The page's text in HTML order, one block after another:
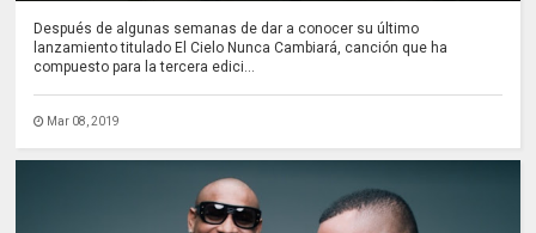
Después de algunas semanas de dar a conocer su último
lanzamiento titulado El Cielo Nunca Cambiará, canción que ha
compuesto para la tercera edici...
Mar 08, 2019